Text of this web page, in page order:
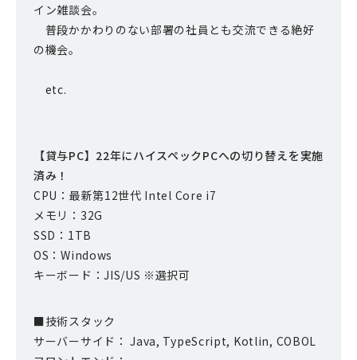
イン雑談会。
普段かかわりのない部署の社員とも交流できる絶好
の機会。
etc.
【貸与PC】22年にハイスペックPCへの切り替えを実施
済み！
CPU：最新第12世代 Intel Core i7
メモリ：32G
SSD：1TB
OS：Windows
キーボード：JIS/US ※選択可
■技術スタック
サーバーサイド： Java, TypeScript, Kotlin, COBOL